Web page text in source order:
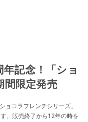
年記念！「ショ
間限定発売
ョコラフレンチシリーズ」
。販売終了から12年の時を